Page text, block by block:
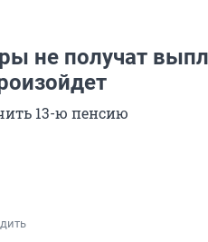
не получат
13-ю пенсию